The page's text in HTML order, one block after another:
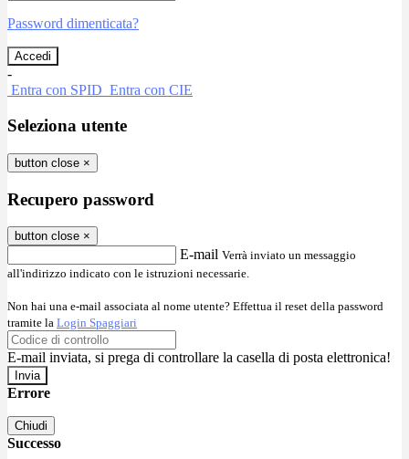
Password dimenticata?
-
Entra con SPID Entra con CIE
Seleziona utente
button close ×
Recupero password
button close ×
E-mail Verrà inviato un messaggio
all'indirizzo indicato con le istruzioni necessarie.
Non hai una e-mail associata al nome utente? Effettua il reset della password
tramite la Login Spaggiari
E-mail inviata, si prega di controllare la casella di posta elettronica!
Errore
Chiudi
Successo